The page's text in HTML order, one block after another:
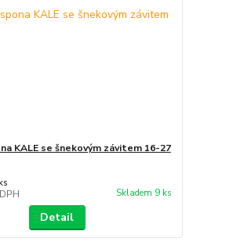
KALE se šnekovým závitem 16-27
Skladem 9 ks
Detail